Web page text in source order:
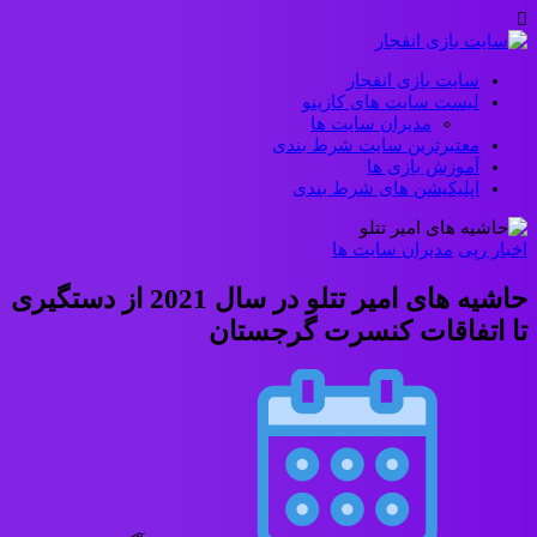
سایت بازی انفجار
لیست سایت های کازینو
مدیران سایت ها
معتبرترین سایت شرط بندی
آموزش بازی ها
اپلیکیشن های شرط بندی
اخبار رپی مدیران سایت ها
حاشیه های امیر تتلو در سال 2021 از دستگیری
تا اتفاقات کنسرت گرجستان